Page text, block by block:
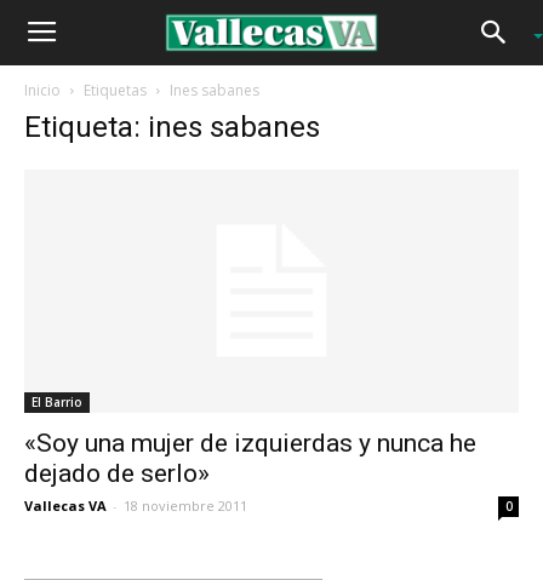
Inicio Etiquetas Ines sabanes
Etiqueta: ines sabanes
El Barrio
«Soy una mujer de izquierdas y nunca he
dejado de serlo»
Vallecas VA - 18 noviembre 2011 0